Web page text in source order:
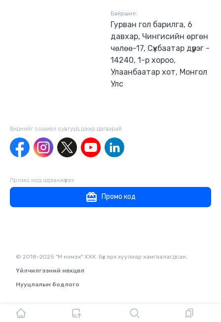
Байршил:
Гурван гол барилга, 6
давхар, Чингисийн өргөн
чөлөө-17, Сүхбаатар дүүрэг -
14240, 1-р хороо,
Улаанбаатар хот, Монгол
Улс
Биднийг сошиал сувгууд дээр дагаaрай
Промо код идэвхжүүлэх
Промо код
© 2018-2025 "М нэмэх" ХХК. Бүх эрх хуулиар хамгаалагдсан.
Үйлчилгээний нөхцөл
Нууцлалын бодлого